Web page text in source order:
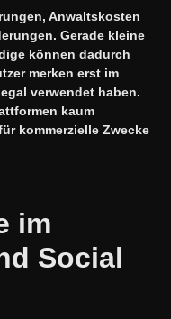
Anwaltskosten
Gerade kleine
können dadurch
merken erst im
verwendet haben.
kaum
kommerzielle Zwecke
im
Social